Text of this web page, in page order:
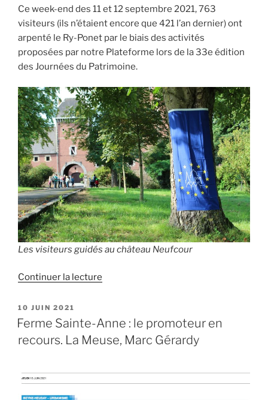
Ce week-end des 11 et 12 septembre 2021, 763
visiteurs (ils n’étaient encore que 421 l’an dernier) ont
arpenté le Ry-Ponet par le biais des activités
proposées par notre Plateforme lors de la 33e édition
des Journées du Patrimoine.
Les visiteurs guidés au château Neufcour
Continuer la lecture
des
Journées
PUBLIÉ
LE
10 JUIN 2021
Ferme Sainte-Anne : le promoteur en
recours. La Meuse, Marc Gérardy